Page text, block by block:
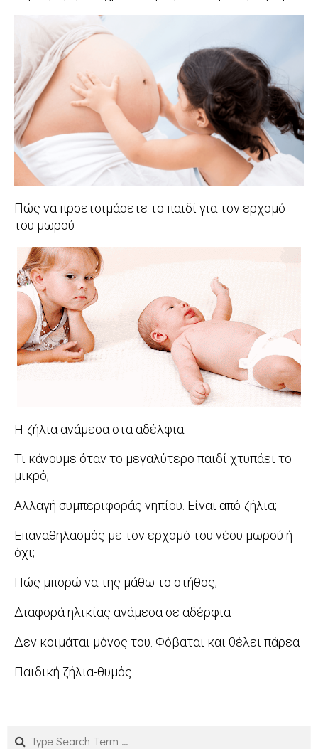
Πώς να προετοιμάσετε το παιδί για τον ερχομό
του μωρού
2017-
01-
09
Η ζήλια ανάμεσα στα αδέλφια
12-
Τι κάνουμε όταν το μεγαλύτερο παιδί χτυπάει το
μικρό;
01
Αλλαγή συμπεριφοράς νηπίου. Είναι από ζήλια;
12-
Επαναθηλασμός με τον ερχομό του νέου μωρού ή
όχι;
06-
29
Πώς μπορώ να της μάθω το στήθος;
05-
30
Διαφορά ηλικίας ανάμεσα σε αδέρφια
04-
12
Δεν κοιμάται μόνος του. Φόβαται και θέλει πάρεα
02-
Παιδική ζήλια-θυμός
19